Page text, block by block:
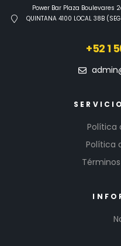
Power Bar Plaza Boulevares
QUINTANA 4100 LOCAL 38B
+52 1
Política
Política